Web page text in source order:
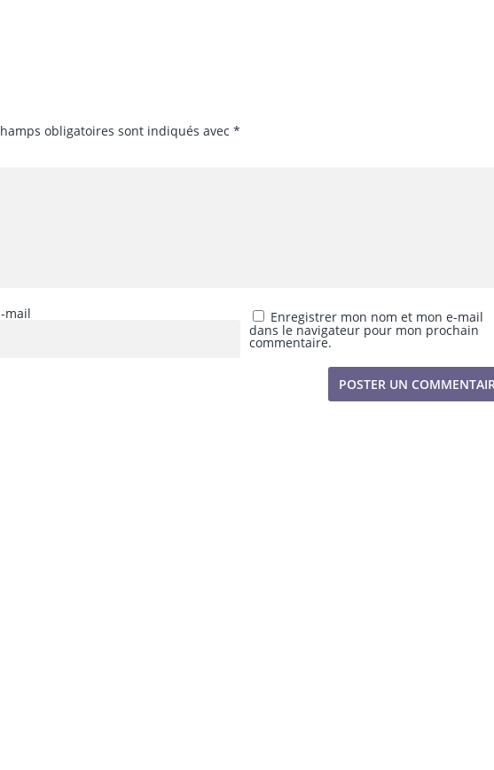
obligatoires sont indiqués avec*
mail Enregistrer mon nom et mon e-mail
dans le navigateur pour mon prochain
commentaire.